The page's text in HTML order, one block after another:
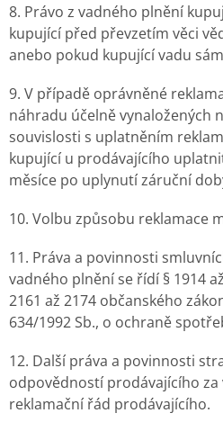
8. Právo z vadného plnění
kupující před převzetím věci
anebo pokud kupující vadu
9. V případě oprávněné
náhradu účelně vynaložených
souvislosti s uplatněním
kupující u prodávajícího
měsíce po uplynutí záruční
10. Volbu způsobu reklamace
11. Práva a povinnosti
vadného plnění se řídí § 1914
2161 až 2174 občanského
634/1992 Sb., o ochraně
12. Další práva a povinnosti
odpovědností prodávajícího za
reklamační řád prodávajícího.